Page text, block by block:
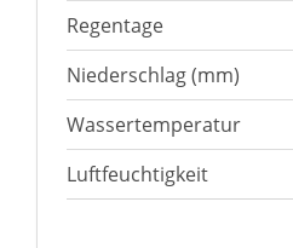
Regentage
Niederschlag (mm)
Wassertemperatur
Luftfeuchtigkeit